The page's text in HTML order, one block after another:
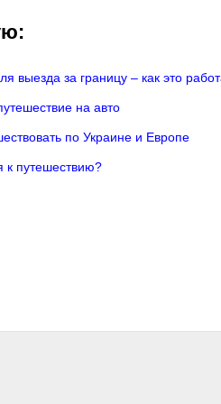
выезда за границу – как это
на авто
по Украине и Европе
к путешествию?